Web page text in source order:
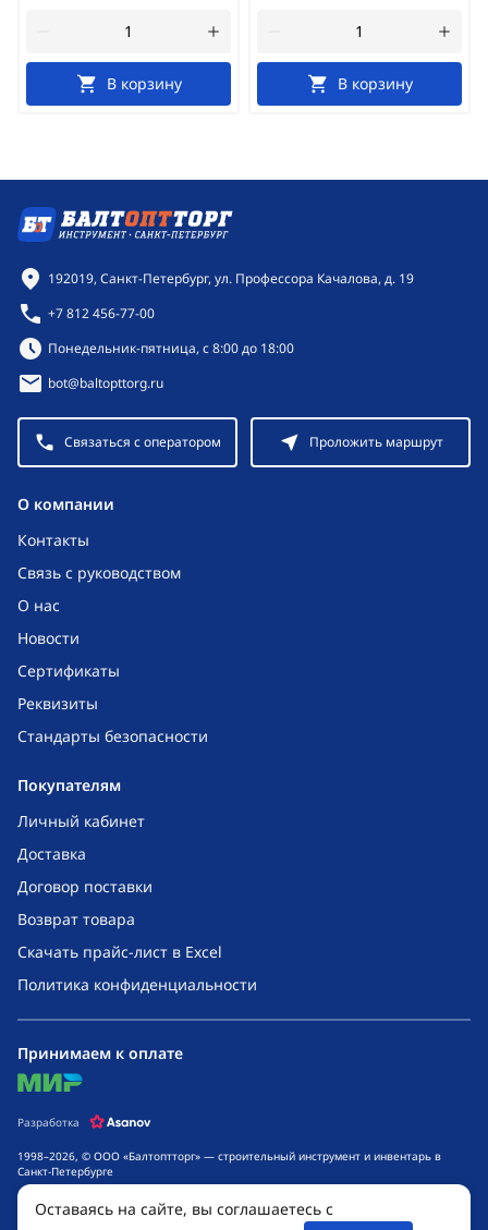
В корзину В корзину
O компании
Контакты
Связь с руководством
О нас
Новости
Сертификаты
Реквизиты
Стандарты безопасности
Покупателям
Личный кабинет
Доставка
Договор поставки
Возврат товара
Скачать прайс-лист в Excel
Политика конфиденциальности
Контактная информация
192019, Санкт-Петербург, ул. Профессора Качалова, д. 19
+7 812 456-77-00
Режим работы:
Понедельник-пятница, с 8:00 до 18:00
bot@baltopttorg.ru
Связаться с оператором Проложить маршрут
1998–2026, © ООО «Балтоптторг» — строительный инструмент и инвентарь в
Санкт-Петербурге
Обращаем ваше внимание на то, что данный интернет-сайт носит исключительно
информационный характер и ни при каких условиях не является публичной
офертой, определяемой положениями ч. 2 ст. 437 Гражданского кодекса
Принимаем к оплате
mir
Разработка
Оставаясь на сайте, вы соглашаетесь с